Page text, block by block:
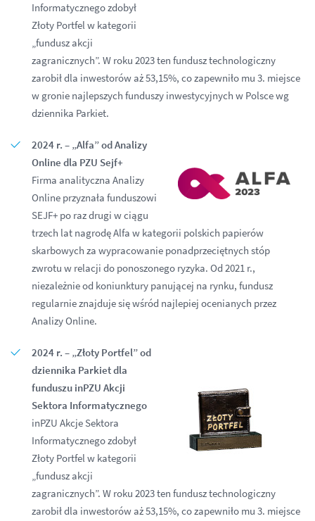
Informatycznego zdobył
Złoty Portfel w kategorii
„fundusz akcji
zagranicznych”. W roku 2023 ten fundusz technologiczny
zarobił dla inwestorów aż 53,15%, co zapewniło mu 3. miejsce
w gronie najlepszych funduszy inwestycyjnych w Polsce wg
dziennika Parkiet.
2024 r. – „Alfa” od Analizy
Online dla PZU Sejf+
Firma analityczna Analizy
Online przyznała funduszowi
SEJF+ po raz drugi w ciągu
trzech lat nagrodę Alfa w kategorii polskich papierów
skarbowych za wypracowanie ponadprzeciętnych stóp
zwrotu w relacji do ponoszonego ryzyka. Od 2021 r.,
niezależnie od koniunktury panującej na rynku, fundusz
regularnie znajduje się wśród najlepiej ocenianych przez
Analizy Online.
2024 r. – „Złoty Portfel” od
dziennika Parkiet dla
funduszu inPZU Akcji
Sektora Informatycznego
inPZU Akcje Sektora
Informatycznego zdobył
Złoty Portfel w kategorii
„fundusz akcji
zagranicznych”. W roku 2023 ten fundusz technologiczny
zarobił dla inwestorów aż 53,15%, co zapewniło mu 3. miejsce